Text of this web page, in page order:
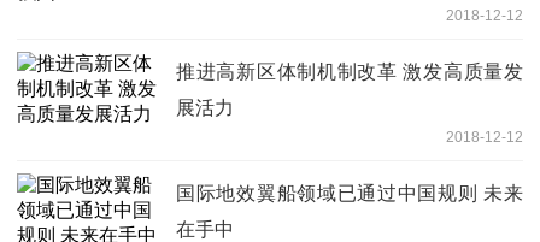
2018-12-12
推进高新区体制机制改革 激发高质量发
展活力
2018-12-12
国际地效翼船领域已通过中国规则 未来
在手中